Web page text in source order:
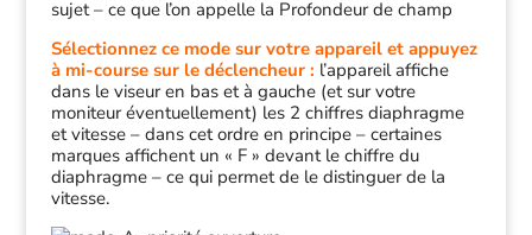
sujet – ce que l’on appelle la Profondeur de champ
Sélectionnez ce mode sur votre appareil et appuyez
à mi-course sur le déclencheur : l’appareil affiche
dans le viseur en bas et à gauche (et sur votre
moniteur éventuellement) les 2 chiffres diaphragme
et vitesse – dans cet ordre en principe – certaines
marques affichent un « F » devant le chiffre du
diaphragme – ce qui permet de le distinguer de la
vitesse.